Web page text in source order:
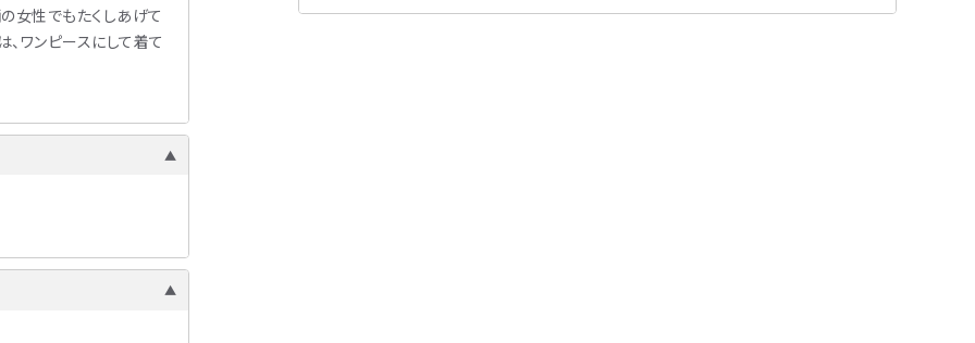
女性でもたくしあげて
ワンピースにして着て